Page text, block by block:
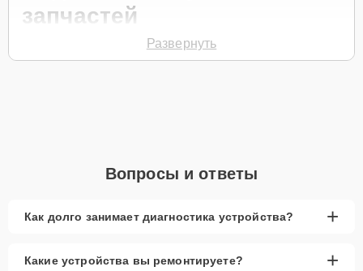
запчастей
Для ремонта плоттера модели imagePROGRAF IPF770 MFP L36
активное использование устройства дольше
рассмотреть вариант с использованием
Развернуть
Вопросы и ответы
Как долго занимает диагностика устройства? +
Какие устройства вы ремонтируете? +